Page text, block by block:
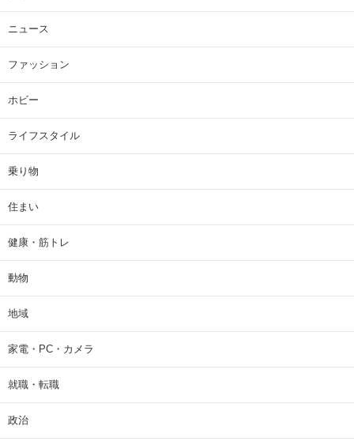
ニュース
ファッション
ホビー
ライフスタイル
乗り物
住まい
健康・筋トレ
動物
地域
家電・PC・カメラ
就職・転職
政治